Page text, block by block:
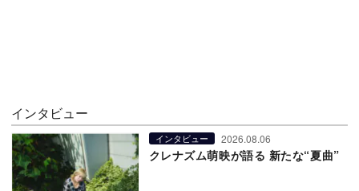
インタビュー
インタビュー 2026.08.06
クレナズム萌映が語る 新たな“夏曲”